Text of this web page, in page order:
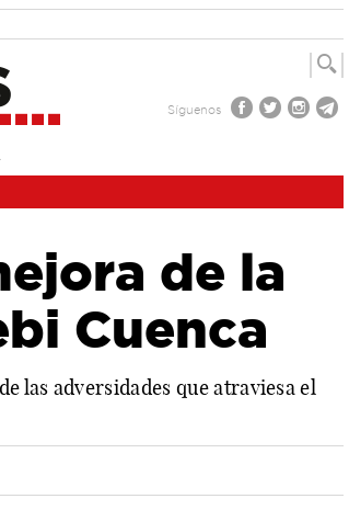
Síguenos
de la
Cuenca
las adversidades que atraviesa el